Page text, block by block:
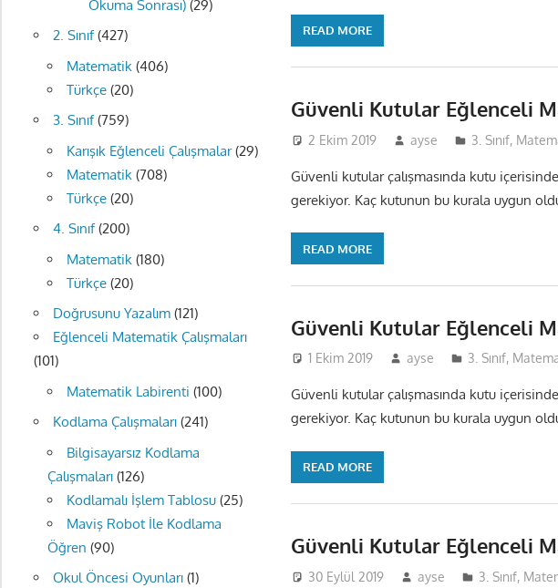
READ MORE
Güvenli Kutular Eğlenceli
2 Ekim 2019 ayse 3. Sınıf,
Güvenli kutular çalışmasında kutu
gerekiyor. Kaç kutunun bu kurala uygun
READ MORE
Güvenli Kutular Eğlenceli
1 Ekim 2019 ayse 3. Sınıf,
Güvenli kutular çalışmasında kutu
gerekiyor. Kaç kutunun bu kurala uygun
READ MORE
Güvenli Kutular Eğlenceli
30 Eylül 2019 ayse 3. Sınıf,
Okuma Sonrası)(29)
2. Sınıf(427)
Matematik(406)
Türkçe(20)
3. Sınıf(759)
Karışık Eğlenceli Çalışmalar(29)
Matematik(708)
Türkçe(20)
4. Sınıf(200)
Matematik(180)
Türkçe(20)
Doğrusunu Yazalım(121)
Eğlenceli Matematik Çalışmaları
(101)
Matematik Labirenti (100)
Kodlama Çalışmaları(241)
Bilgisayarsız Kodlama
Çalışmaları(126)
Kodlamalı İşlem Tablosu(25)
Maviş Robot İle Kodlama
Öğren (90)
Okul Öncesi Oyunları(1)